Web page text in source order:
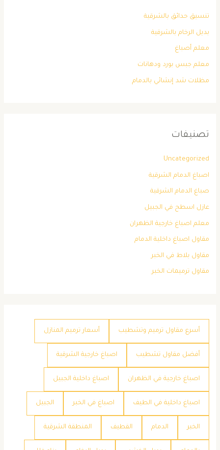
تنسيق حدائق بالشرقية
بديل الرخام بالشرقية
معلم أصباغ
معلم جبس بورد ودهانات
مظلات شد إنشائي بالدمام
تصنيفات
Uncategorized
اصباغ الدمام الشرقية
صباغ الدمام الشرقية
عازل اسطح في الجبيل
معلم اصباغ خارجية الظهران
مقاول اصباغ داخلية الدمام
مقاول بلاط في الخبر
مقاول ترميمات الخبر
أسرع مقاول ترميم وتشطيب أسعار ترميم المنازل
أفضل مقاول تشطيب اصباغ خارجية الشرقية
اصباغ خارجية في الظهران اصباغ داخلية الجبيل
اصباغ داخلية في الطيف اصباغ في الخبر الجبيل
الخبر الدمام القطيف المنطقة الشرقية